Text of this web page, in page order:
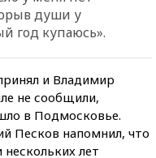
души у
год купаюсь».
и Владимир
не сообщили,
в Подмосковье.
Песков напомнил, что
лет